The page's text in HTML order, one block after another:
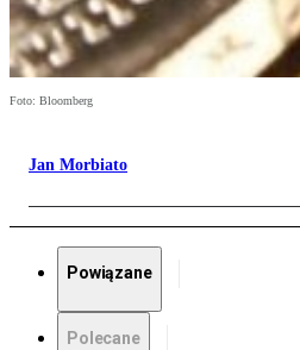
Foto: Bloomberg
Jan Morbiato
Powiązane
Polecane